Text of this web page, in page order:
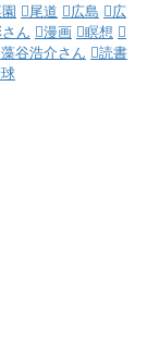
尾道 広島
広
ん 漫画
瞑想
藻谷浩介さん
読書